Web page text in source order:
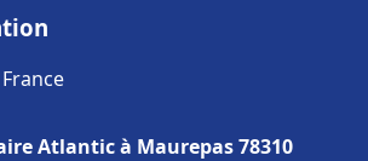
Atlantic à Maurepas 78310